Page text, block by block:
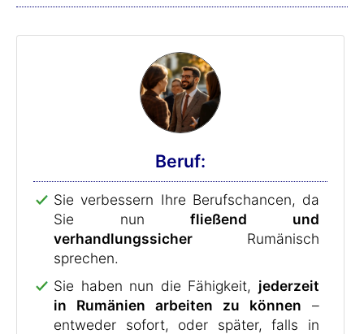
Beruf:
Sie verbessern Ihre Berufschancen, da
Sie nunfließend und
verhandlungssicher Rumänisch
sprechen.
Sie haben nun die Fähigkeit, jederzeit
in Rumänien arbeiten zu können –
entweder sofort, oder später, falls in